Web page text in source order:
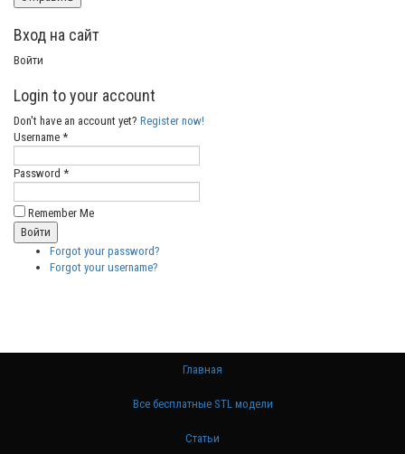
Вход на сайт
Войти
Login to your account
Don't have an account yet? Register now!
Username *
Password *
Remember Me
Forgot your password?
Forgot your username?
Главная
Все бесплатные STL модели
Статьи